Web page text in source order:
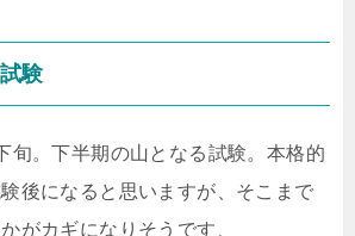
験
旬。下半期の山となる試験。本格的
後になると思いますが、そこまで
がカギになりそうです、